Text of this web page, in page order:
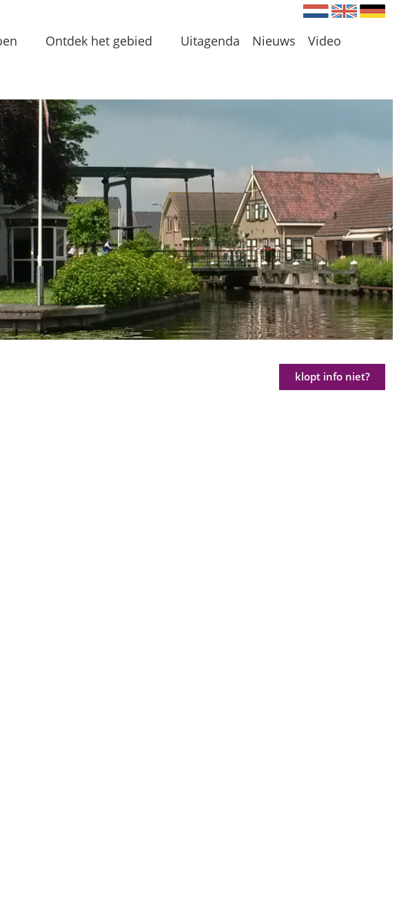
Nederlands
Engels
Ontdek het gebied
Meren en Plassen
Verhalen
In de omgeving
Lokale initiatieven
Uitagenda Nieuws Video
klopt info niet?